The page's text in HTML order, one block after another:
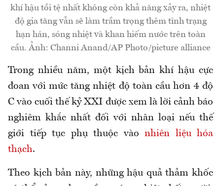
khí hậu tồi tệ nhất không còn khả năng xảy ra, nhiệt
độ gia tăng vẫn sẽ làm trầm trọng thêm tình trạng
hạn hán, sóng nhiệt và khan hiếm nước trên toàn
cầu. Ảnh: Channi Anand/AP Photo/picture alliance
Trong nhiều năm, một kịch bản khí hậu cực
đoan với mức tăng nhiệt độ toàn cầu hơn 4 độ
C vào cuối thế kỷ XXI được xem là lời cảnh báo
nghiêm khắc nhất đối với nhân loại nếu thế
giới tiếp tục phụ thuộc vào nhiên liệu hóa
thạch.
Theo kịch bản này, những hậu quả thảm khốc